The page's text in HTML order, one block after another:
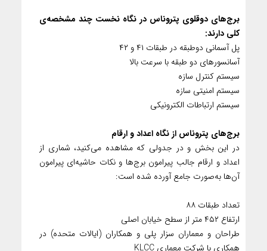
برج‌های دوقلوی پتروناس در نگاه نخست چند مشخصه‌ی
کلی دارند:
پل آسمانی دوطبقه در طبقات ۴۱ و ۴۲
آسانسورهای دو طبقه با سرعت بالا
سیستم کنترل سازه
سیستم امنیتی سازه
سیستم ارتباطات الکترونیکی
برج‌های پتروناس از نگاه اعداد و ارقام
در این بخش و در جدولی که مشاهده می‌کنید، شماری از
اعداد و ارقام جالب پیرامون برج‌ها و نکات حاشیه‌ای پیرامون
آن‌ها به‌صورت جامع آورده شده است:
تعداد طبقات ۸۸
ارتفاع ۴۵۲ متر از سطح خیابان اصلی
طراحان و معماران سزار پلی و همکاران (ایالات متحده) در
همکاری با شرکت معماری KLCC